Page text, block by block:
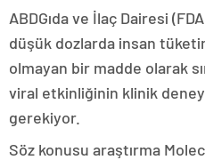
ABDGıda ve İlaç Dairesi
düşük dozlarda insan
olmayan bir madde olarak
viral etkinliğinin klinik
gerekiyor.
Söz konusu araştırma